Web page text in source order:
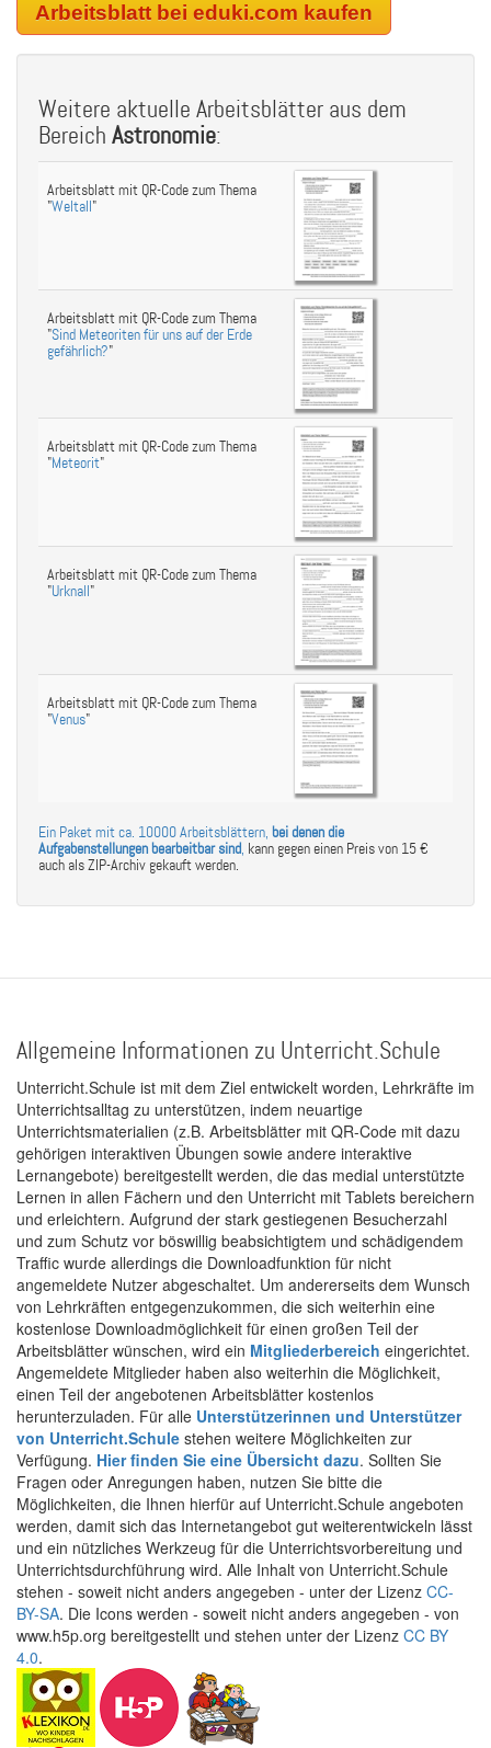
Arbeitsblatt bei eduki.com kaufen
Weitere aktuelle Arbeitsblätter aus dem
Bereich Astronomie:
Arbeitsblatt mit QR-Code zum Thema
"Weltall"
Arbeitsblatt mit QR-Code zum Thema
"Sind Meteoriten für uns auf der Erde
gefährlich?"
Arbeitsblatt mit QR-Code zum Thema
"Meteorit"
Arbeitsblatt mit QR-Code zum Thema
"Urknall"
Arbeitsblatt mit QR-Code zum Thema
"Venus"
Ein Paket mit ca. 10000 Arbeitsblättern, bei denen die
Aufgabenstellungen bearbeitbar sind, kann gegen einen Preis von 15 €
auch als ZIP-Archiv gekauft werden.
Allgemeine Informationen zu Unterricht.Schule
Unterricht.Schule ist mit dem Ziel entwickelt worden, Lehrkräfte im
Unterrichtsalltag zu unterstützen, indem neuartige
Unterrichtsmaterialien (z.B. Arbeitsblätter mit QR-Code mit dazu
gehörigen interaktiven Übungen sowie andere interaktive
Lernangebote) bereitgestellt werden, die das medial unterstützte
Lernen in allen Fächern und den Unterricht mit Tablets bereichern
und erleichtern. Aufgrund der stark gestiegenen Besucherzahl
und zum Schutz vor böswillig beabsichtigtem und schädigendem
Traffic wurde allerdings die Downloadfunktion für nicht
angemeldete Nutzer abgeschaltet. Um andererseits dem Wunsch
von Lehrkräften entgegenzukommen, die sich weiterhin eine
kostenlose Downloadmöglichkeit für einen großen Teil der
Arbeitsblätter wünschen, wird ein Mitgliederbereich eingerichtet.
Angemeldete Mitglieder haben also weiterhin die Möglichkeit,
einen Teil der angebotenen Arbeitsblätter kostenlos
herunterzuladen. Für alle Unterstützerinnen und Unterstützer
von Unterricht.Schule stehen weitere Möglichkeiten zur
Verfügung. Hier finden Sie eine Übersicht dazu. Sollten Sie
Fragen oder Anregungen haben, nutzen Sie bitte die
Möglichkeiten, die Ihnen hierfür auf Unterricht.Schule angeboten
werden, damit sich das Internetangebot gut weiterentwickeln lässt
und ein nützliches Werkzeug für die Unterrichtsvorbereitung und
Unterrichtsdurchführung wird. Alle Inhalt von Unterricht.Schule
stehen - soweit nicht anders angegeben - unter der Lizenz CC-
BY-SA. Die Icons werden - soweit nicht anders angegeben - von
www.h5p.org bereitgestellt und stehen unter der Lizenz CC BY
4.0.